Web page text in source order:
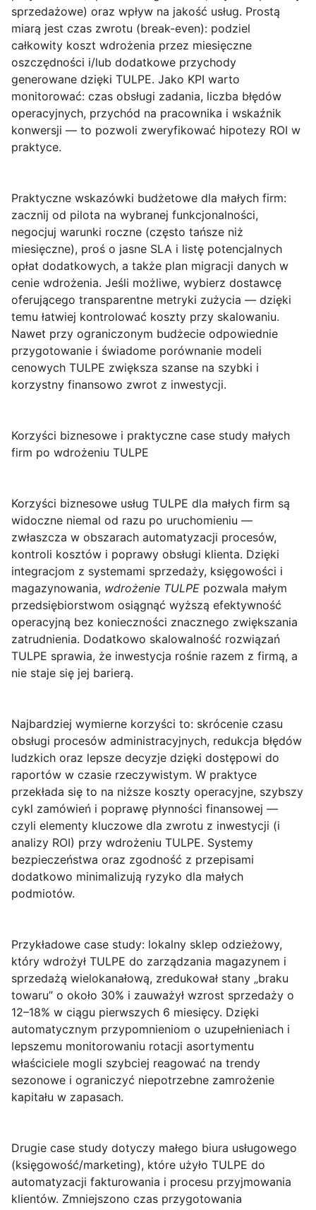
sprzedażowe) oraz wpływ na jakość usług. Prostą
miarą jest czas zwrotu (break-even): podziel
całkowity koszt wdrożenia przez miesięczne
oszczędności i/lub dodatkowe przychody
generowane dzięki TULPE. Jako KPI warto
monitorować: czas obsługi zadania, liczba błędów
operacyjnych, przychód na pracownika i wskaźnik
konwersji — to pozwoli zweryfikować hipotezy ROI w
praktyce.
Praktyczne wskazówki budżetowe dla małych firm:
zacznij od pilota na wybranej funkcjonalności,
negocjuj warunki roczne (często tańsze niż
miesięczne), proś o jasne SLA i listę potencjalnych
opłat dodatkowych, a także plan migracji danych w
cenie wdrożenia. Jeśli możliwe, wybierz dostawcę
oferującego transparentne metryki zużycia — dzięki
temu łatwiej kontrolować koszty przy skalowaniu.
Nawet przy ograniczonym budżecie odpowiednie
przygotowanie i świadome porównanie modeli
cenowych TULPE zwiększa szanse na szybki i
korzystny finansowo zwrot z inwestycji.
Korzyści biznesowe i praktyczne case study małych
firm po wdrożeniu TULPE
Korzyści biznesowe usług TULPE dla małych firm są
widoczne niemal od razu po uruchomieniu —
zwłaszcza w obszarach automatyzacji procesów,
kontroli kosztów i poprawy obsługi klienta. Dzięki
integracjom z systemami sprzedaży, księgowości i
magazynowania, wdrożenie TULPE pozwala małym
przedsiębiorstwom osiągnąć wyższą efektywność
operacyjną bez konieczności znacznego zwiększania
zatrudnienia. Dodatkowo skalowalność rozwiązań
TULPE sprawia, że inwestycja rośnie razem z firmą, a
nie staje się jej barierą.
Najbardziej wymierne korzyści to: skrócenie czasu
obsługi procesów administracyjnych, redukcja błędów
ludzkich oraz lepsze decyzje dzięki dostępowi do
raportów w czasie rzeczywistym. W praktyce
przekłada się to na niższe koszty operacyjne, szybszy
cykl zamówień i poprawę płynności finansowej —
czyli elementy kluczowe dla zwrotu z inwestycji (i
analizy ROI) przy wdrożeniu TULPE. Systemy
bezpieczeństwa oraz zgodność z przepisami
dodatkowo minimalizują ryzyko dla małych
podmiotów.
Przykładowe case study: lokalny sklep odzieżowy,
który wdrożył TULPE do zarządzania magazynem i
sprzedażą wielokanałową, zredukował stany „braku
towaru” o około 30% i zauważył wzrost sprzedaży o
12–18% w ciągu pierwszych 6 miesięcy. Dzięki
automatycznym przypomnieniom o uzupełnieniach i
lepszemu monitorowaniu rotacji asortymentu
właściciele mogli szybciej reagować na trendy
sezonowe i ograniczyć niepotrzebne zamrożenie
kapitału w zapasach.
Drugie case study dotyczy małego biura usługowego
(księgowość/marketing), które użyło TULPE do
automatyzacji fakturowania i procesu przyjmowania
klientów. Zmniejszono czas przygotowania